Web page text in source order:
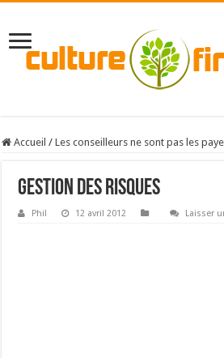
Accueil / Les conseilleurs ne sont pas les
Gestion des risques
Phil 12 avril 2012 Laisser